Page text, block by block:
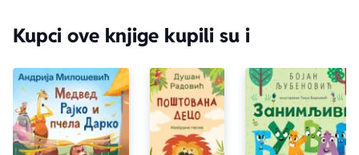
Kupci ove knjige kupili su i